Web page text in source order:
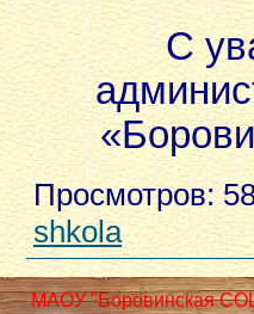
С
Просмотров:
shkola
МАОУ "Боровинская